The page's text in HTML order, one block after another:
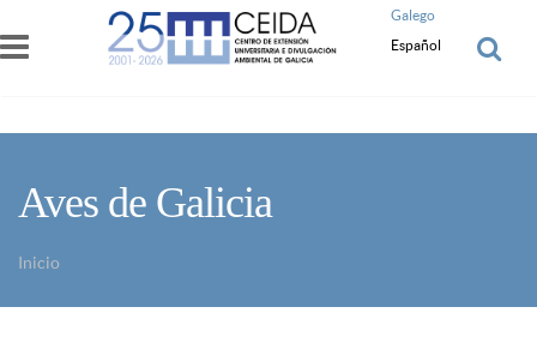
Pasar al contenido principal
Galego
Español
Aves de Galicia
Inicio